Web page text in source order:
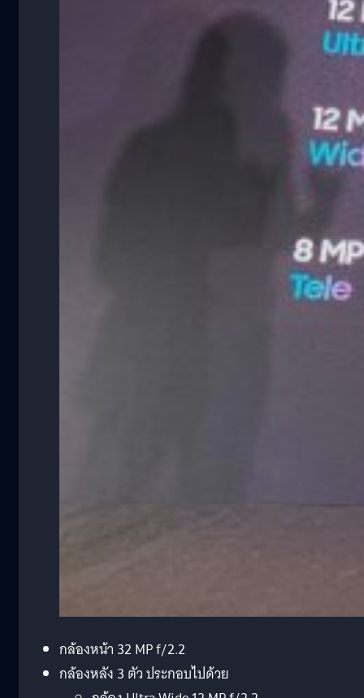
กล้องหน้า 32 MP f/2.2
กล้องหลัง 3 ตัว ประกอบไปด้วย